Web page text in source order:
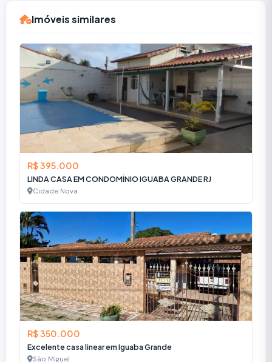
Imóveis similares
R$ 395.000
LINDA CASA EM CONDOMÍNIO IGUABA GRANDE RJ
Cidade Nova
R$ 350.000
Excelente casa linear em Iguaba Grande
São Miguel